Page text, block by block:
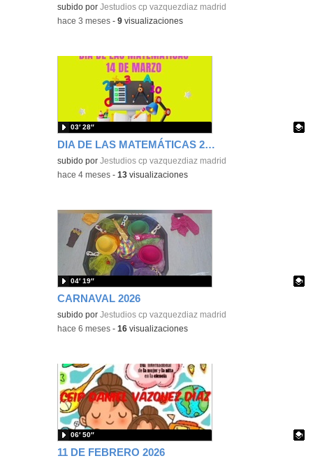
Contenido educativo.
subido porJestudios cp vazquezdiaz madrid
-hace 3 meses -9 visualizaciones
DIA DE LAS MATEMÁTICAS 2026
Contenido educativo.
subido porJestudios cp vazquezdiaz madrid
03′ 28″
-hace 4 meses -13 visualizaciones
CARNAVAL 2026
Contenido educativo.
subido porJestudios cp vazquezdiaz madrid
04′ 19″
-hace 6 meses -16 visualizaciones
11 DE FEBRERO 2026
06′ 50″